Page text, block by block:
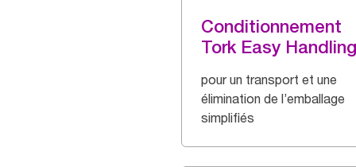
Conditionnement
Tork Easy
pour un transport et une
élimination de l’emballage
simplifiés